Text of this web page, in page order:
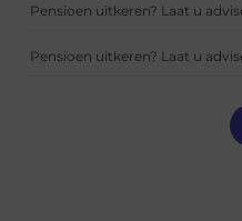
Pensioen uitkeren? Laat u
Pensioen uitkeren? Laat u